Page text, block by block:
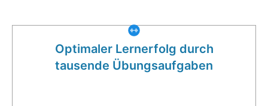
Optimaler Lernerfolg durch
tausende Übungsaufgaben